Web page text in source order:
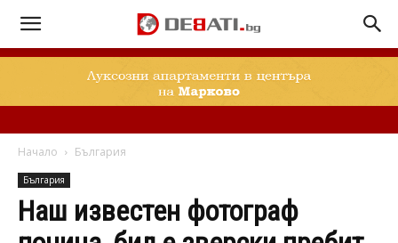
Начало България
България
Наш известен фотограф